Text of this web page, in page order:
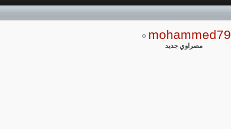
mohammed79
مصراوي جديد